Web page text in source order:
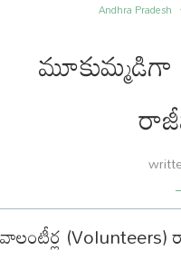
Andhra Pradesh
మూకుమ్మడిగా
వాలంటీర్ల